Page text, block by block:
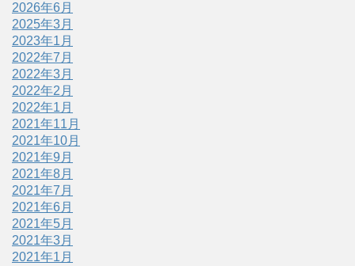
2026年6月
2025年3月
2023年1月
2022年7月
2022年3月
2022年2月
2022年1月
2021年11月
2021年10月
2021年9月
2021年8月
2021年7月
2021年6月
2021年5月
2021年3月
2021年1月